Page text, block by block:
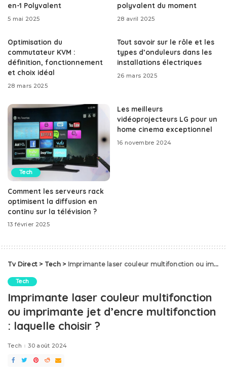
en-1 Polyvalent
5 mai 2025
polyvalent du moment
28 avril 2025
Optimisation du
commutateur KVM :
définition, fonctionnement
et choix idéal
28 mars 2025
Tout savoir sur le rôle et les
types d’onduleurs dans les
installations électriques
26 mars 2025
Tech
Comment les serveurs rack
optimisent la diffusion en
continu sur la télévision ?
13 février 2025
Les meilleurs
vidéoprojecteurs LG pour un
home cinema exceptionnel
16 novembre 2024
Tv Direct > Tech> Imprimante laser couleur multifonction ou imprimante jet d’encre multifonction : laquelle choisir ?
Tech
Imprimante laser couleur multifonction
ou imprimante jet d’encre multifonction
: laquelle choisir ?
Tech 30 août 2024